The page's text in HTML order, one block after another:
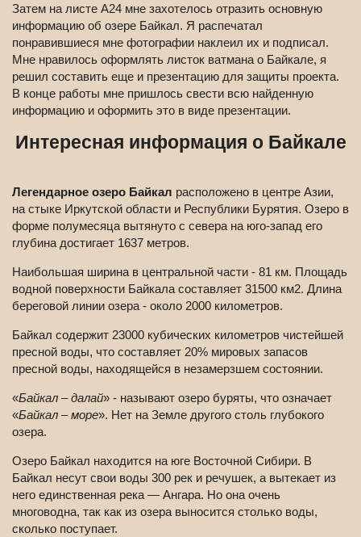
Затем на листе А24 мне захотелось отразить основную
информацию об озере Байкал. Я распечатал
понравившиеся мне фотографии наклеил их и подписал.
Мне нравилось оформлять листок ватмана о Байкале, я
решил составить еще и презентацию для защиты проекта.
В конце работы мне пришлось свести всю найденную
информацию и оформить это в виде презентации.
Интересная информация о Байкале
Легендарное озеро Байкал расположено в центре Азии,
на стыке Иркутской области и Республики Бурятия. Озеро в
форме полумесяца вытянуто с севера на юго-запад его
глубина достигает 1637 метров.
Наибольшая ширина в центральной части - 81 км. Площадь
водной поверхности Байкала составляет 31500 км2. Длина
береговой линии озера - около 2000 километров.
Байкал содержит 23000 кубических километров чистейшей
пресной воды, что составляет 20% мировых запасов
пресной воды, находящейся в незамерзшем состоянии.
«Байкал – далай» - называют озеро буряты, что означает
«Байкал – море». Нет на Земле другого столь глубокого
озера.
Озеро Байкал находится на юге Восточной Сибири. В
Байкал несут свои воды 300 рек и речушек, а вытекает из
него единственная река — Ангара. Но она очень
многоводна, так как из озера выносится столько воды,
сколько поступает.